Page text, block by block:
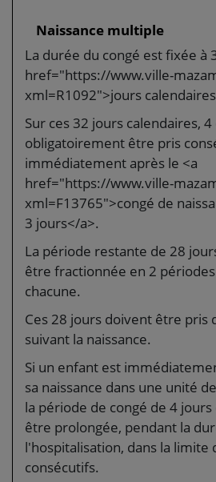
Naissance multiple
La durée du congé est fixée à
href="https://www.ville-
xml=R1092">jours
Sur ces 32 jours calendaires,
obligatoirement être pris
immédiatement après le <a
href="https://www.ville-
xml=F13765">congé de
3 jours</a>.
La période restante de 28
être fractionnée en 2
chacune.
Ces 28 jours doivent être pris
suivant la naissance.
Si un enfant est
sa naissance dans une unité
la période de congé de 4
être prolongée, pendant la
l'hospitalisation, dans la limite
consécutifs.